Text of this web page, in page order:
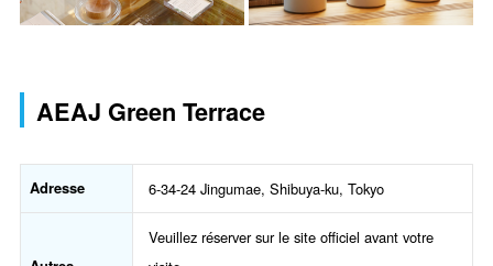
AEAJ Green Terrace
Adresse 6-34-24 Jingumae, Shibuya-ku, Tokyo
Veuillez réserver sur le site officiel avant votre